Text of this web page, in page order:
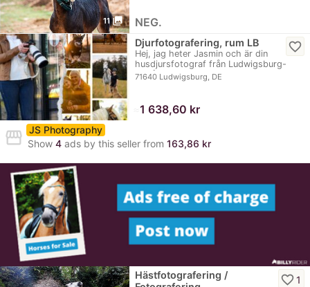
11 photo_library NEG.
Djurfotografering, rum LB
Hej, jag heter Jasmin och är din
husdjursfotograf från Ludwigsburg-
området.…
71640 Ludwigsburg, DE
favorite_border
1 638,60 kr
storefront JS Photography
Show 4 ads by this seller from 163,86 kr
Hästfotografering /
favorite_border1